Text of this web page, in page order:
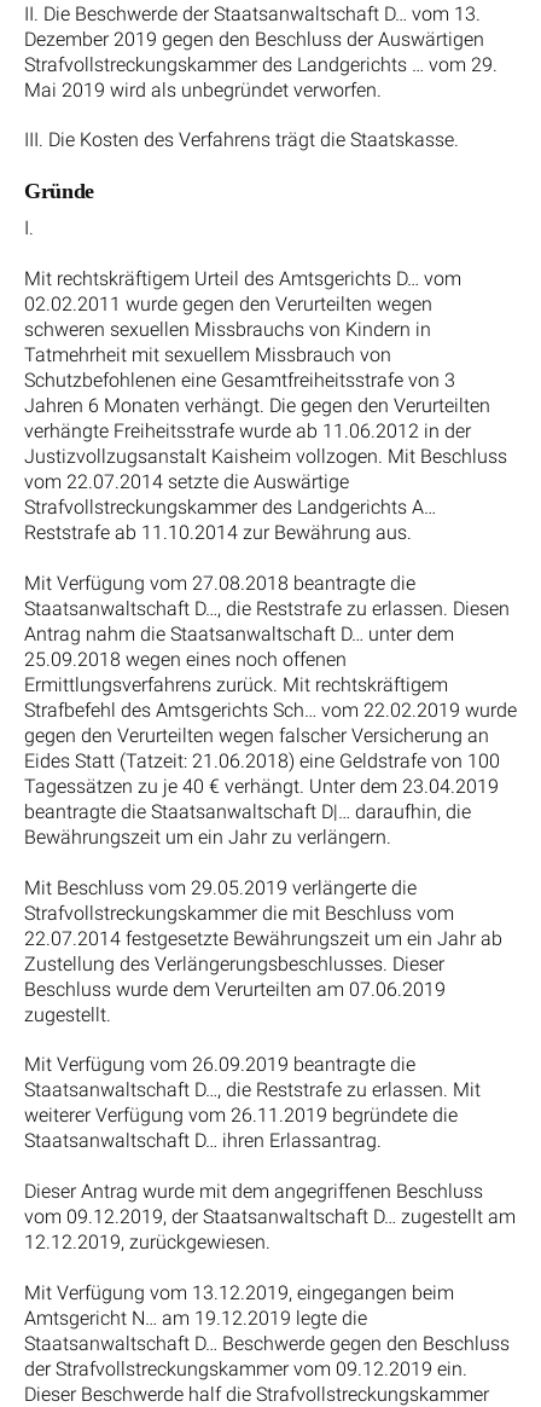
II. Die Beschwerde der Staatsanwaltschaft D… vom 13.
Dezember 2019 gegen den Beschluss der Auswärtigen
Strafvollstreckungskammer des Landgerichts … vom 29.
Mai 2019 wird als unbegründet verworfen.
III. Die Kosten des Verfahrens trägt die Staatskasse.
Gründe
I.
Mit rechtskräftigem Urteil des Amtsgerichts D… vom
02.02.2011 wurde gegen den Verurteilten wegen
schweren sexuellen Missbrauchs von Kindern in
Tatmehrheit mit sexuellem Missbrauch von
Schutzbefohlenen eine Gesamtfreiheitsstrafe von 3
Jahren 6 Monaten verhängt. Die gegen den Verurteilten
verhängte Freiheitsstrafe wurde ab 11.06.2012 in der
Justizvollzugsanstalt Kaisheim vollzogen. Mit Beschluss
vom 22.07.2014 setzte die Auswärtige
Strafvollstreckungskammer des Landgerichts A…
Reststrafe ab 11.10.2014 zur Bewährung aus.
Mit Verfügung vom 27.08.2018 beantragte die
Staatsanwaltschaft D…, die Reststrafe zu erlassen. Diesen
Antrag nahm die Staatsanwaltschaft D… unter dem
25.09.2018 wegen eines noch offenen
Ermittlungsverfahrens zurück. Mit rechtskräftigem
Strafbefehl des Amtsgerichts Sch… vom 22.02.2019 wurde
gegen den Verurteilten wegen falscher Versicherung an
Eides Statt (Tatzeit: 21.06.2018) eine Geldstrafe von 100
Tagessätzen zu je 40 € verhängt. Unter dem 23.04.2019
beantragte die Staatsanwaltschaft D|… daraufhin, die
Bewährungszeit um ein Jahr zu verlängern.
Mit Beschluss vom 29.05.2019 verlängerte die
Strafvollstreckungskammer die mit Beschluss vom
22.07.2014 festgesetzte Bewährungszeit um ein Jahr ab
Zustellung des Verlängerungsbeschlusses. Dieser
Beschluss wurde dem Verurteilten am 07.06.2019
zugestellt.
Mit Verfügung vom 26.09.2019 beantragte die
Staatsanwaltschaft D…, die Reststrafe zu erlassen. Mit
weiterer Verfügung vom 26.11.2019 begründete die
Staatsanwaltschaft D… ihren Erlassantrag.
Dieser Antrag wurde mit dem angegriffenen Beschluss
vom 09.12.2019, der Staatsanwaltschaft D… zugestellt am
12.12.2019, zurückgewiesen.
Mit Verfügung vom 13.12.2019, eingegangen beim
Amtsgericht N… am 19.12.2019 legte die
Staatsanwaltschaft D… Beschwerde gegen den Beschluss
der Strafvollstreckungskammer vom 09.12.2019 ein.
Dieser Beschwerde half die Strafvollstreckungskammer